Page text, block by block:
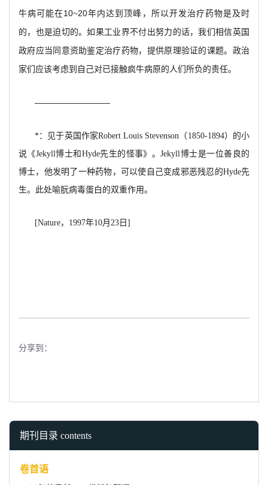
牛病可能在10~20年内达到顶峰，所以开发治疗药物是及时
的，也是迫切的。如果工业界不付出努力的话，我们相信英国
政府应当同意资助鉴定治疗药物，提供原理验证的课题。政治
家们应该考虑到自己对已接触疯牛病原的人们所负的责任。
—————————
*：见于英国作家Robert Louis Stevenson（1850-1894）的小
说《Jekyll博士和Hyde先生的怪事》。Jekyll博士是一位善良的
博士，他发明了一种药物，可以使自己变成邪恶残忍的Hyde先
生。此处喻朊病毒蛋白的双重作用。
[Nature，1997年10月23日]
分享到：
期刊目录 contents
卷首语